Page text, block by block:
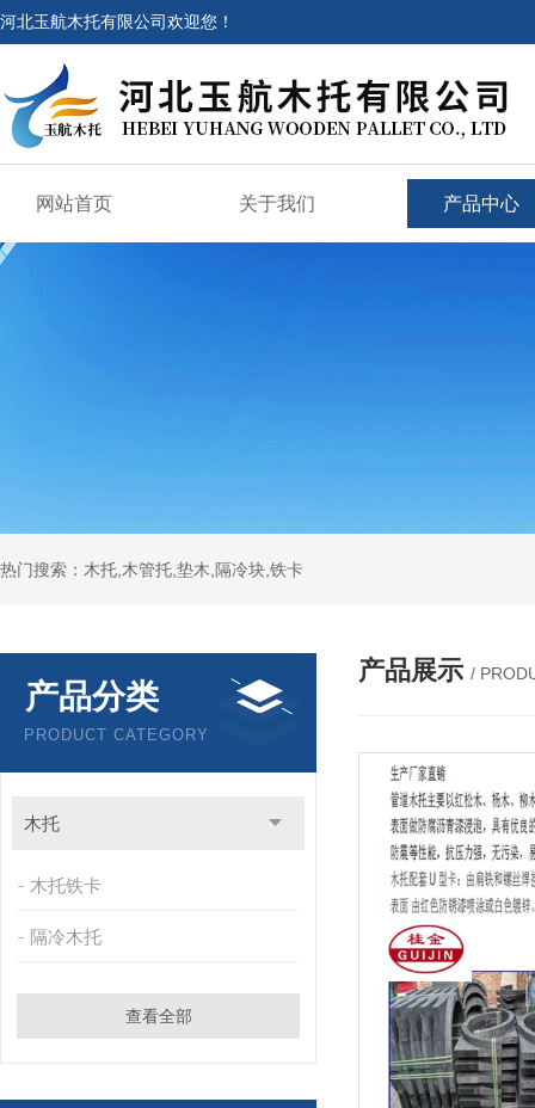
河北玉航木托有限公司欢迎您！
网站首页 关于我们 产品中心
热门搜索：木托,木管托,垫木,隔冷块,铁卡
产品分类
PRODUCT CATEGORY
木托
木托铁卡
隔冷木托
查看全部
产品展示 /